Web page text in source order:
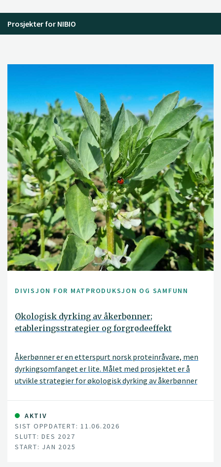
Prosjekter for NIBIO
DIVISJON FOR MATPRODUKSJON OG SAMFUNN
Økologisk dyrking av åkerbønner;
etableringsstrategier og forgrødeeffekt
Åkerbønner er en etterspurt norsk proteinråvare, men
dyrkingsomfanget er lite. Målet med prosjektet er å
utvikle strategier for økologisk dyrking av åkerbønner
AKTIV
SIST OPPDATERT: 11.06.2026
SLUTT: DES 2027
START: JAN 2025